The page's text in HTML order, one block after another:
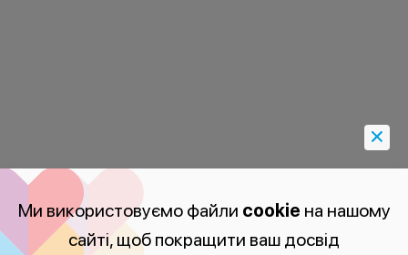
Ми використовуємо файли cookie на нашому
сайті, щоб покращити ваш досвід